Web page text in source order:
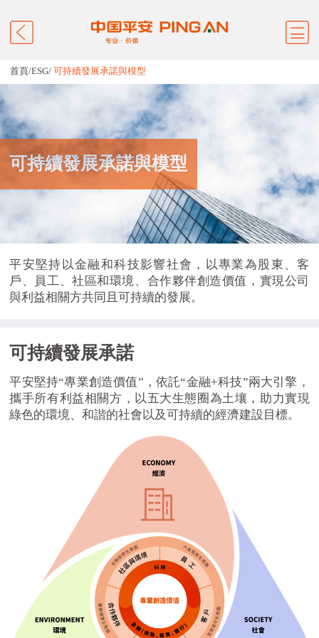
首頁/ESG/ 可持續發展承諾與模型
可持續發展承諾與模型
平安堅持以金融和科技影響社會，以專業為股東、客
戶、員工、社區和環境、合作夥伴創造價值，實現公司
與利益相關方共同且可持續的發展。
可持續發展承諾
平安堅持“專業創造價值”，依託“金融+科技”兩大引擎，
攜手所有利益相關方，以五大生態圈為土壤，助力實現
綠色的環境、和諧的社會以及可持續的經濟建設目標。